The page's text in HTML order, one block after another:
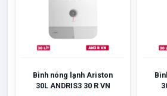
Bình nóng lạnh Ariston
30L ANDRIS3 30 R VN